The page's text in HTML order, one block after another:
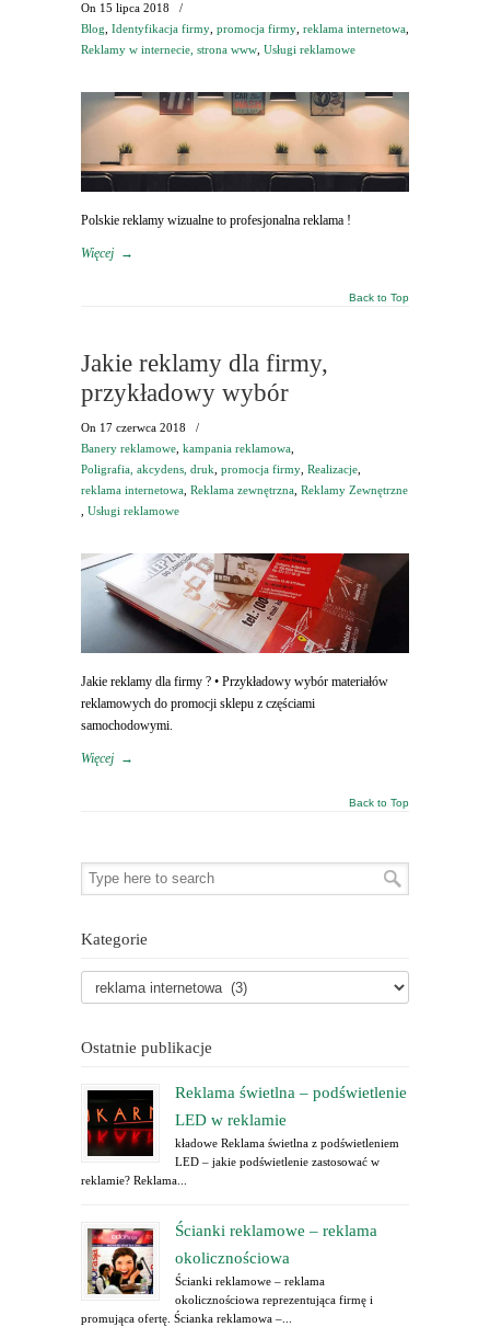
On 15 lipca 2018
/
Blog Identyfikacja firmy promocja firmy reklama internetowa
Reklamy w internecie, strona www Usługi reklamowe
Polskie reklamy wizualne to profesjonalna reklama !
Więcej →
Back to Top
Jakie reklamy dla firmy,
przykładowy wybór
On 17 czerwca 2018
/
Banery reklamowe kampania reklamowa
Poligrafia, akcydens, druk promocja firmy Realizacje
reklama internetowa Reklama zewnętrzna Reklamy Zewnętrzne
Usługi reklamowe
Jakie reklamy dla firmy ? • Przykładowy wybór materiałów
reklamowych do promocji sklepu z częściami
samochodowymi.
Więcej →
Back to Top
Kategorie
Ostatnie publikacje
Reklama świetlna – podświetlenie
LED w reklamie
kładowe Reklama świetlna z podświetleniem
LED – jakie podświetlenie zastosować w
reklamie? Reklama...
Ścianki reklamowe – reklama
okolicznościowa
Ścianki reklamowe – reklama
okolicznościowa reprezentująca firmę i
promująca ofertę. Ścianka reklamowa –...